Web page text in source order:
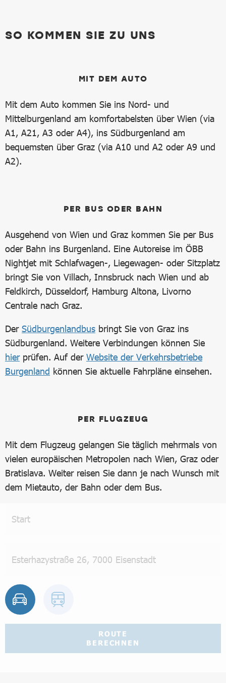
SO KOMMEN SIE ZU UNS
MIT DEM AUTO
Mit dem Auto kommen Sie ins Nord- und
Mittelburgenland am komfortabelsten über Wien (via
A1, A21, A3 oder A4), ins Südburgenland am
bequemsten über Graz (via A10 und A2 oder A9 und
A2).
PER BUS ODER BAHN
Ausgehend von Wien und Graz kommen Sie per Bus
oder Bahn ins Burgenland. Eine Autoreise im ÖBB
Nightjet mit Schlafwagen-, Liegewagen- oder Sitzplatz
bringt Sie von Villach, Innsbruck nach Wien und ab
Feldkirch, Düsseldorf, Hamburg Altona, Livorno
Centrale nach Graz.
Der Südburgenlandbus bringt Sie von Graz ins
Südburgenland. Weitere Verbindungen können Sie
hierprüfen. Auf der Website der Verkehrsbetriebe
Burgenland können Sie aktuelle Fahrpläne einsehen.
PER FLUGZEUG
Mit dem Flugzeug gelangen Sie täglich mehrmals von
vielen europäischen Metropolen nach Wien, Graz oder
Bratislava. Weiter reisen Sie dann je nach Wunsch mit
dem Mietauto, der Bahn oder dem Bus.
ROUTE
BERECHNEN